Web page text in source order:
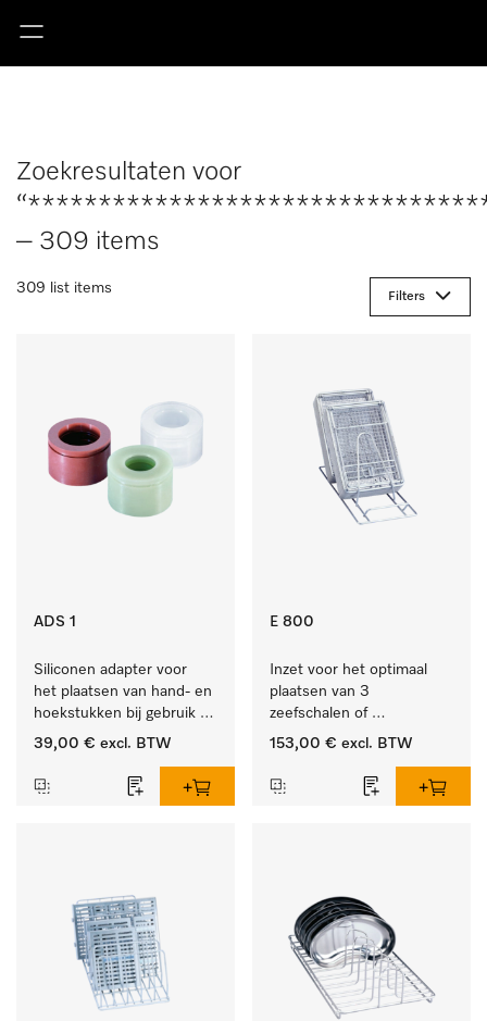
Zoekresultaten voor
– 309 items
309 list items
Filters
ADS 1
Siliconen adapter voor
het plaatsen van hand- en
hoekstukken bij gebruik
van AUF 1 of AUF 2.
39,00 € excl. BTW
E 800
Inzet voor het optimaal
plaatsen van 3
zeefschalen of
nierbekkens.
153,00 € excl. BTW